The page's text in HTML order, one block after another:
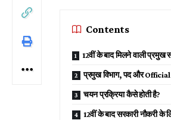
Contents
12वीं के बाद मिलने वाली प्रमुख
प्रमुख विभाग, पद और
चयन प्रक्रिया कैसे होती है?
12वीं के बाद सरकारी नौकरी के